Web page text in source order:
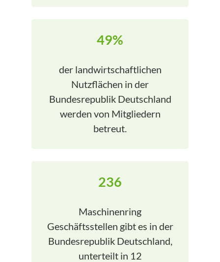
49%
der landwirtschaftlichen
Nutzflächen in der
Bundesrepublik Deutschland
werden von Mitgliedern
betreut.
236
Maschinenring
Geschäftsstellen gibt es in der
Bundesrepublik Deutschland,
unterteilt in 12